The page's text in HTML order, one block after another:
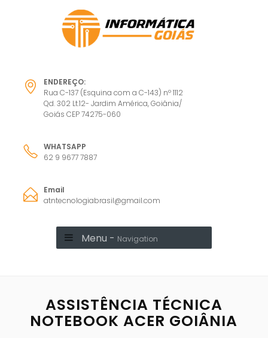
ENDEREÇO:
Rua C-137 (Esquina com a C-143) nº 1112
Qd. 302 Lt.12- Jardim América, Goiânia/
Goiás CEP 74275-060
WHATSAPP
62 9 9677 7887
Email
atntecnologiabrasil@gmail.com
Menu - Navigation
ASSISTÊNCIA TÉCNICA
NOTEBOOK ACER GOIÂNIA